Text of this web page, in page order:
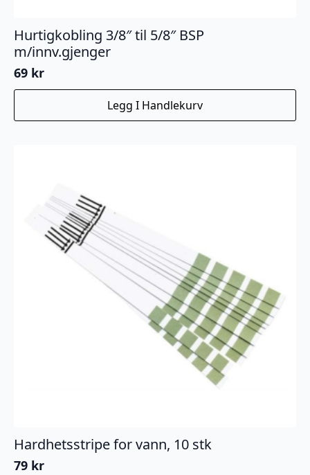
Hurtigkobling 3/8″ til 5/8″ BSP
m/innv.gjenger
69 kr
Legg I Handlekurv
Hardhetsstripe for vann, 10 stk
79 kr